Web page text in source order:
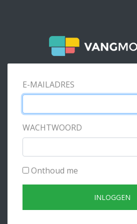
E-MAILADRES
WACHTWOORD
Onthoud me
INLOGGEN